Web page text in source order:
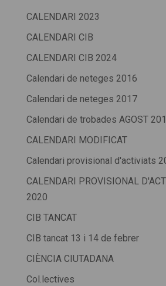
CALENDARI 2023
CALENDARI CIB
CALENDARI CIB 2024
Calendari de neteges 2016
Calendari de neteges 2017
Calendari de trobades AGOST
CALENDARI MODIFICAT
Calendari provisional d'activiats
CALENDARI PROVISIONAL
2020
CIB TANCAT
CIB tancat 13 i 14 de febrer
CIÈNCIA CIUTADANA
Col.lectives